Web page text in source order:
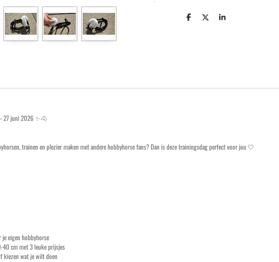
S S S
27 juni 2026 ✨🐴
trainen en plezier maken met andere hobbyhorse fans? Dan is deze trainingsdag perfect voor jou 🤍
eigen hobbyhorse
cm met 3 leuke prijsjes
kiezen wat je wilt doen